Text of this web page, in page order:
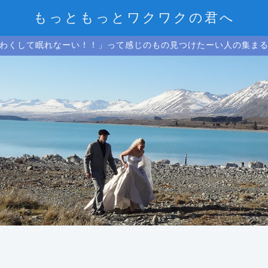
もっともっとワクワクの君へ
くして眠れなーい！！」って感じのもの見つけたーい人の集ま